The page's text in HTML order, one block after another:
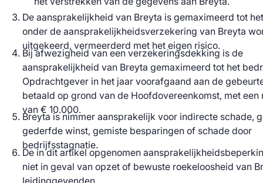
De aansprakelijkheid van Breyta is gemaximeerd tot
onder de aansprakelijkheidsverzekering van Breyta
uitgekeerd, vermeerderd met het eigen risico.
Bij afwezigheid van een verzekeringsdekking is de
aansprakelijkheid van Breyta gemaximeerd tot het
Opdrachtgever in het jaar voorafgaand aan de
betaald op grond van de Hoofdovereenkomst, met een
van € 10.000.
Breyta is nimmer aansprakelijk voor indirecte schade,
gederfde winst, gemiste besparingen of schade door
bedrijfsstagnatie.
De in dit artikel opgenomen
niet in geval van opzet of bewuste roekeloosheid van
leidinggevenden.